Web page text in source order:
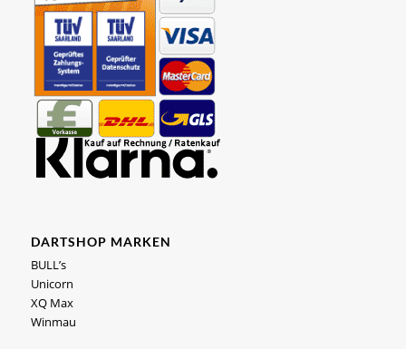
DARTSHOP MARKEN
BULL’s
Unicorn
XQ Max
Winmau